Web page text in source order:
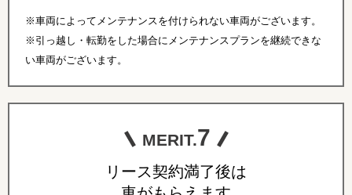
※車両によってメンテナンスを付けられない車両がございます。
※引っ越し・転勤をした場合にメンテナンスプランを継続できな
い車両がございます。
MERIT.7
リース契約満了後は